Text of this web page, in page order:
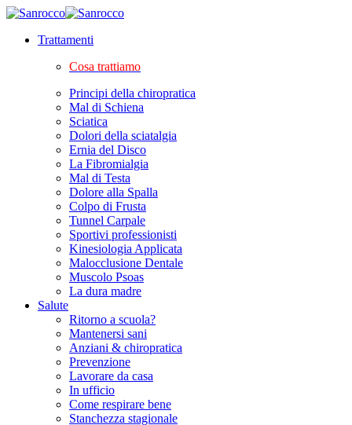
Trattamenti
Cosa trattiamo
Principi della chiropratica
Mal di Schiena
Sciatica
Dolori della sciatalgia
Ernia del Disco
La Fibromialgia
Mal di Testa
Dolore alla Spalla
Colpo di Frusta
Tunnel Carpale
Sportivi professionisti
Kinesiologia Applicata
Malocclusione Dentale
Muscolo Psoas
La dura madre
Salute
Ritorno a scuola?
Mantenersi sani
Anziani & chiropratica
Prevenzione
Lavorare da casa
In ufficio
Come respirare bene
Stanchezza stagionale